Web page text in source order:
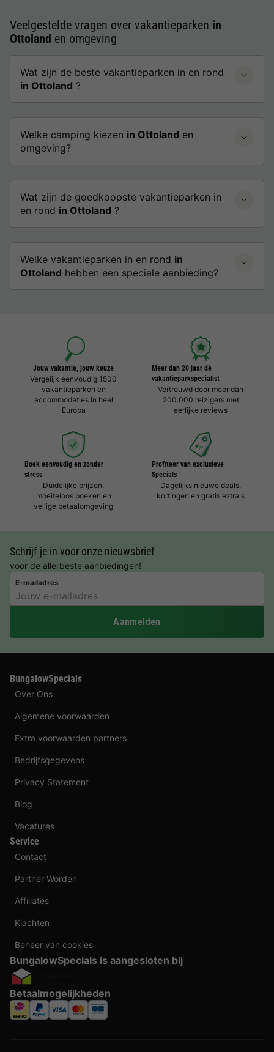
Veelgestelde vragen over vakantieparken in
Ottoland en omgeving
Wat zijn de beste vakantieparken in en rond
in Ottoland ?
Welke camping kiezen in Ottoland en
omgeving?
Wat zijn de goedkoopste vakantieparken in
en rond in Ottoland ?
Welke vakantieparken in en rond in
Ottoland hebben een speciale aanbieding?
Jouw vakantie, jouw keuze
Vergelijk eenvoudig 1500
vakantieparken en
accommodaties in heel
Europa
Meer dan 20 jaar dé
vakantieparkspecialist
Vertrouwd door meer dan
200.000 reizigers met
eerlijke reviews
Boek eenvoudig en zonder
stress
Duidelijke prijzen,
moeiteloos boeken en
veilige betaalomgeving
Profiteer van exclusieve
Specials
Dagelijks nieuwe deals,
kortingen en gratis extra's
Schrijf je in voor onze nieuwsbrief
voor de allerbeste aanbiedingen!
E-mailadres
Aanmelden
BungalowSpecials
Over Ons
Algemene voorwaarden
Extra voorwaarden partners
Bedrijfsgegevens
Privacy Statement
Blog
Vacatures
Service
Contact
Partner Worden
Affiliates
Klachten
Beheer van cookies
BungalowSpecials is aangesloten bij
Betaalmogelijkheden